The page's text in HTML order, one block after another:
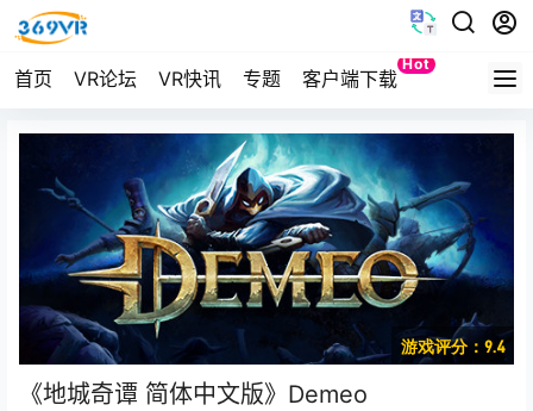
首页 VR论坛 VR快讯 专题 客户端下载
Hot
Quest
游戏评分：9.4
《地城奇谭 简体中文版》Demeo